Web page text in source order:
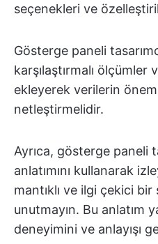
seçenekleri ve
Gösterge paneli
karşılaştırmalı
ekleyerek verilerin
netleştirmelidir.
Ayrıca, gösterge paneli
anlatımını kullanarak
mantıklı ve ilgi çekici
unutmayın. Bu anlatım
deneyimini ve anlayışı